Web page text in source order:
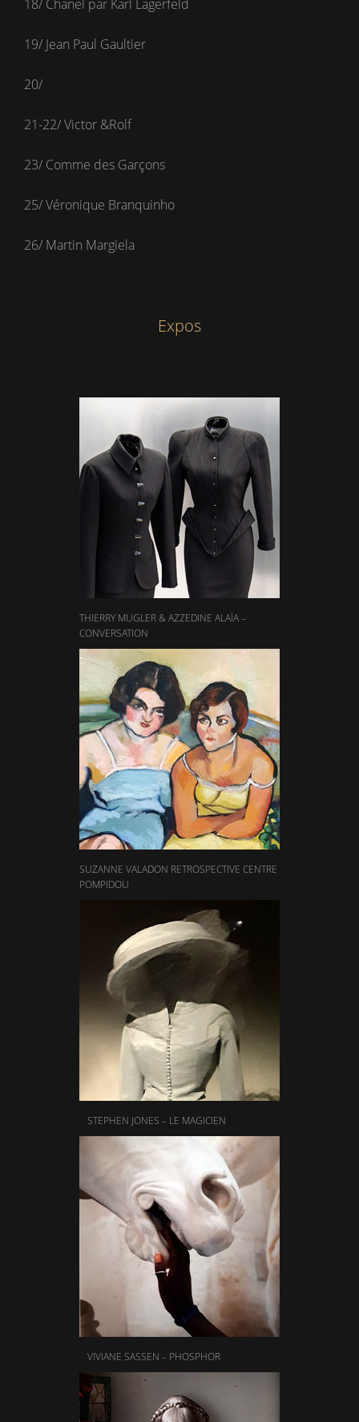
18/ Chanel par Karl Lagerfeld
19/ Jean Paul Gaultier
20/
21-22/ Victor &Rolf
23/ Comme des Garçons
25/ Véronique Branquinho
26/ Martin Margiela
Expos
THIERRY MUGLER & AZZEDINE ALAÏA –
CONVERSATION
SUZANNE VALADON RETROSPECTIVE CENTRE
POMPIDOU
STEPHEN JONES – LE MAGICIEN
VIVIANE SASSEN – PHOSPHOR